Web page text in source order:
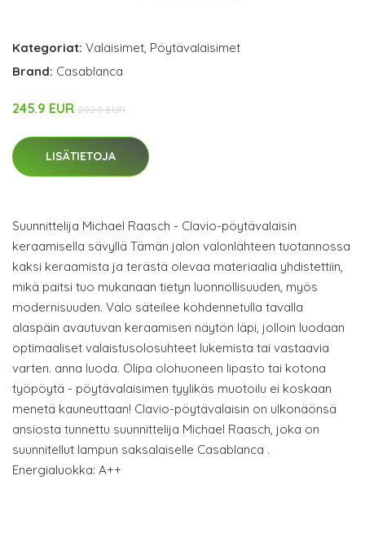
Kategoriat: Valaisimet, Pöytävalaisimet
Brand: Casablanca
245.9 EUR 292.9 EUR
LISÄTIETOJA
Suunnittelija Michael Raasch - Clavio-pöytävalaisin
keraamisella sävyllä Tämän jalon valonlähteen tuotannossa
kaksi keraamista ja terästä olevaa materiaalia yhdistettiin,
mikä paitsi tuo mukanaan tietyn luonnollisuuden, myös
modernisuuden. Valo säteilee kohdennetulla tavalla
alaspäin avautuvan keraamisen näytön läpi, jolloin luodaan
optimaaliset valaistusolosuhteet lukemista tai vastaavia
varten. anna luoda. Olipa olohuoneen lipasto tai kotona
työpöytä - pöytävalaisimen tyylikäs muotoilu ei koskaan
menetä kauneuttaan! Clavio-pöytävalaisin on ulkonäönsä
ansiosta tunnettu suunnittelija Michael Raasch, joka on
suunnitellut lampun saksalaiselle Casablanca .
Energialuokka: A++